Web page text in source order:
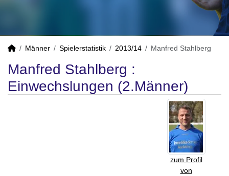
Männer Spielerstatistik 2013/14 Manfred Stahlberg
Manfred Stahlberg :
Einwechslungen (2.Männer)
zum Profil
von